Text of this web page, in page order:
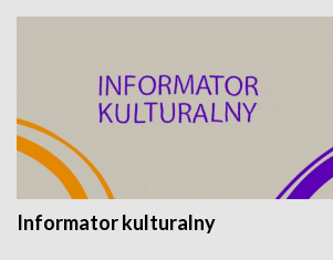
Informator kulturalny